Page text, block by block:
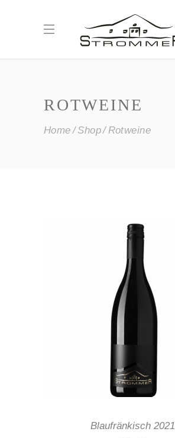
ROTWEINE
Home Shop Rotweine
IN DEN WARENKORB
Blaufränkisch 2021